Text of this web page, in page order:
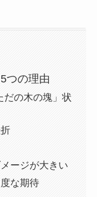
つの理由
の木の塊」状
ージが大きい
な期待